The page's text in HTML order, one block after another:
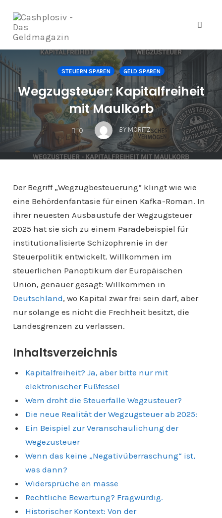
Zum
Inhalt
springen
STEUERN SPAREN GELD SPAREN
Wegzugsteuer: Kapitalfreiheit
mit Maulkorb
0
COMMENTS
BY MORITZ
Der Begriff „Wegzugbesteuerung“ klingt wie wie
eine Behördenfantasie für einen Kafka-Roman. In
ihrer neuesten Ausbaustufe der Wegzugsteuer
2025 hat sie sich zu einem Paradebeispiel für
institutionalisierte Schizophrenie in der
Steuerpolitik entwickelt. Willkommen im
steuerlichen Panoptikum der Europäischen
Union, genauer gesagt: Willkommen in
Deutschland, wo Kapital zwar frei sein darf, aber
nur solange es nicht die Frechheit besitzt, die
Landesgrenzen zu verlassen.
Inhaltsverzeichnis
Kapitalfreiheit? Ja, aber bitte nur mit
elektronischer Fußfessel
Wem droht die Steuerfalle Wegzusteuer?
Die neue Realität der Wegzugsteuer ab 2025:
Ein Beispiel zur Veranschaulichung der
Wegezusteuer
Wenn das keine „Negativüberraschung“ ist,
was dann?
Widersprüche en masse
Rechtliche Bewertung? Fragwürdig.
Historischer Kontext: Von der